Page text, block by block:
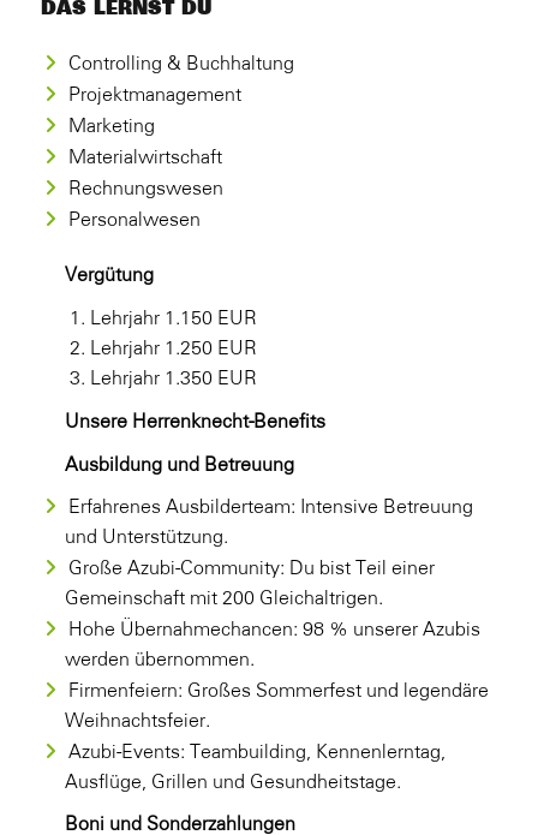
DAS LERNST DU
Controlling & Buchhaltung
Projektmanagement
Marketing
Materialwirtschaft
Rechnungswesen
Personalwesen
Vergütung
1. Lehrjahr 1.150 EUR
2. Lehrjahr 1.250 EUR
3. Lehrjahr 1.350 EUR
Unsere Herrenknecht-Benefits
Ausbildung und Betreuung
Erfahrenes Ausbilderteam: Intensive Betreuung
und Unterstützung.
Große Azubi-Community: Du bist Teil einer
Gemeinschaft mit 200 Gleichaltrigen.
Hohe Übernahmechancen: 98 % unserer Azubis
werden übernommen.
Firmenfeiern: Großes Sommerfest und legendäre
Weihnachtsfeier.
Azubi-Events: Teambuilding, Kennenlerntag,
Ausflüge, Grillen und Gesundheitstage.
Boni und Sonderzahlungen